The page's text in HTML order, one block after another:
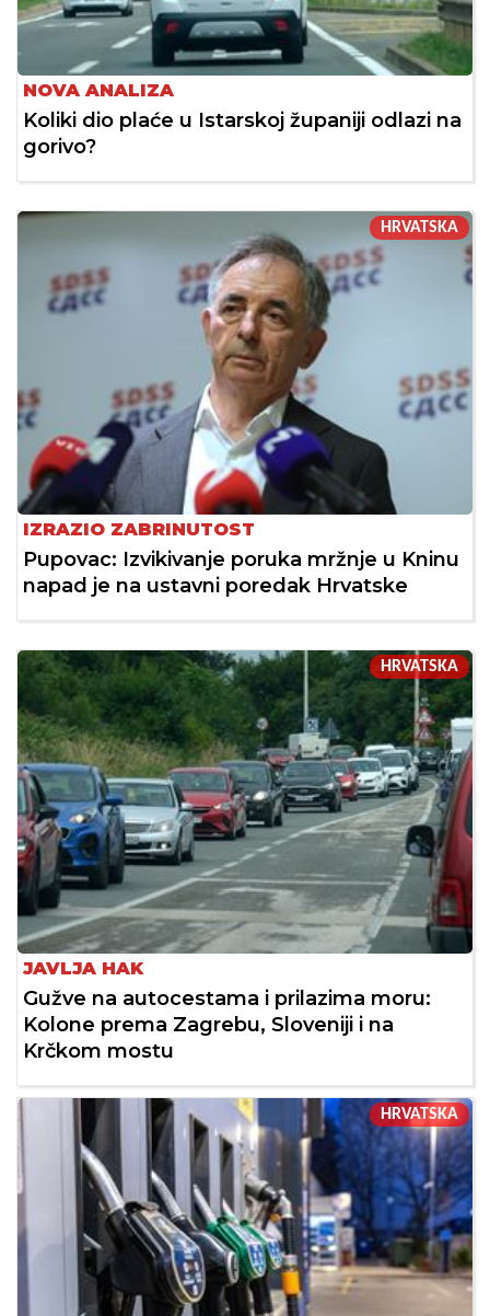
NOVA ANALIZA
Koliki dio plaće u Istarskoj županiji odlazi na
gorivo?
HRVATSKA
IZRAZIO ZABRINUTOST
Pupovac: Izvikivanje poruka mržnje u Kninu
napad je na ustavni poredak Hrvatske
HRVATSKA
JAVLJA HAK
Gužve na autocestama i prilazima moru:
Kolone prema Zagrebu, Sloveniji i na
Krčkom mostu
HRVATSKA